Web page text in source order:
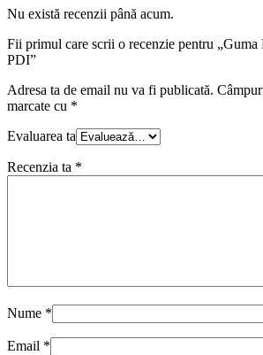
Nu există recenzii până acum.
Fii primul care scrii o recenzie pentru
PDI”
Adresa ta de email nu va fi publicată.
marcate cu *
Evaluarea ta
Recenzia ta *
Nume *
Email *